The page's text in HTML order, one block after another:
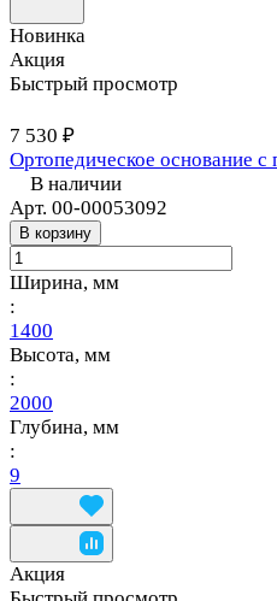
Новинка
Акция
Быстрый просмотр
7 530 ₽
Ортопедическое основание
В наличии
Арт. 00-00053092
В корзину
Ширина, мм
:
1400
Высота, мм
:
2000
Глубина, мм
:
9
Акция